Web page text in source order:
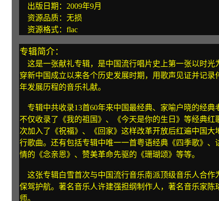
出版日期：2009年9月
资源品质：无损
资源格式：flac
专辑简介：
这是一张献礼专辑，是中国流行唱片史上第一张以时光
穿新中国成立以来各个历史发展时期，用歌声见证并记录
年发展历程的音乐礼献。
专辑中共收录13首60年来中国最经典、家喻户晓的经典
不仅收录了《我的祖国》、《今天是你的生日》等经典红
次加入了《祝福》、《回家》这样改革开放后红遍中国大
行歌曲。还有包括专辑中唯一一首粤语经典《四季歌》、
情的《念亲恩》、赞美革命先驱的《珊瑚颂》等等。
这张专辑白雪首次与中国流行音乐南派顶级音乐人合作
保驾护航。著名音乐人许建强担纲制作人，著名音乐家陈
师。